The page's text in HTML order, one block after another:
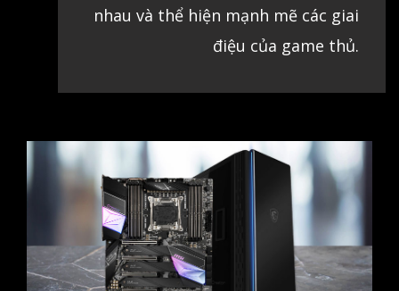
mạch chủ MSI có thể hoàn hảo phù
hợp với các hiệu ứng LED RGB khác